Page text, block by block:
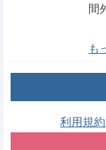
間
も
利用規